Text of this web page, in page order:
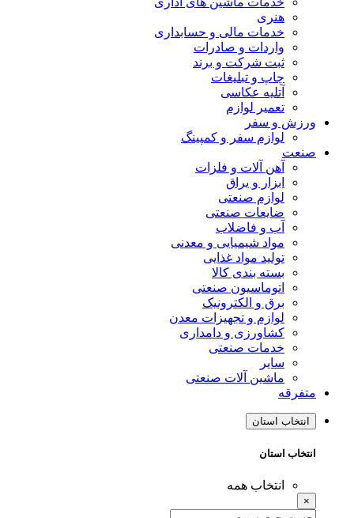
هنری
خدمات مالی و حسابداری
واردات و صادرات
ثبت شرکت و برند
چاپ و تبلیغات
آتلیه عکاسی
تعمیر لوازم
ورزش و سفر
لوازم سفر و کمپینگ
صنعت
آهن آلات و فلزات
ابزار و یراق
لوازم صنعتی
ضایعات صنعتی
آب و فاضلاب
مواد شیمیایی و معدنی
تولید مواد غذایی
بسته بندی کالا
اتوماسیون صنعتی
برق و الکترونیک
لوازم و تجهیزات معدن
کشاورزی و دامداری
خدمات صنعتی
سایر
ماشین آلات صنعتی
متفرقه
انتخاب استان
انتخاب استان
انتخاب همه
×